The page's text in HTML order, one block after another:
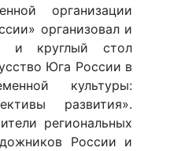
организации
организовал и
и круглый стол
Юга России в
культуры:
развития».
региональных
России и